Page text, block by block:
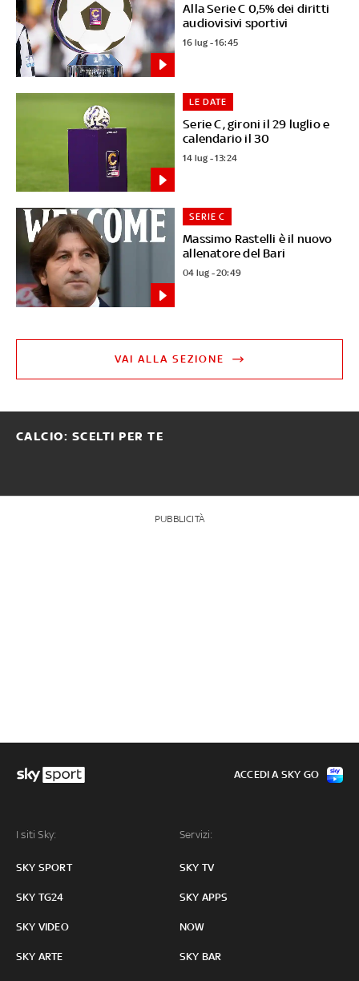
Alla Serie C 0,5% dei diritti
audiovisivi sportivi
16 lug - 16:45
Serie C, gironi il 29 luglio e
calendario il 30
LE DATE
14 lug - 13:24
Massimo Rastelli è il nuovo
allenatore del Bari
SERIE C
04 lug - 20:49
VAI ALLA SEZIONE
CALCIO: SCELTI PER TE
PUBBLICITÀ
I siti Sky:
SKY SPORT
SKY TG24
SKY VIDEO
SKY ARTE
Servizi:
SKY TV
SKY APPS
NOW
SKY BAR
ACCEDI A SKY GO